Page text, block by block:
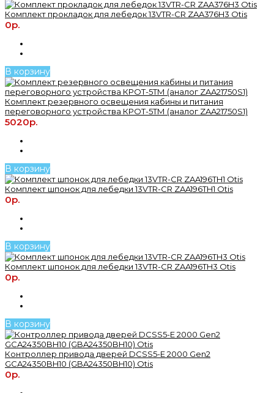
Комплект прокладок для лебедок 13VTR-CR ZAA376H3 Otis
0р.
В корзину
Комплект резервного освещения кабины и питания
переговорного устройства КРОТ-5ТМ (аналог ZAA21750S1)
5020р.
В корзину
Комплект шпонок для лебедки 13VTR-CR ZAA196TH1 Otis
0р.
В корзину
Комплект шпонок для лебедки 13VTR-CR ZAA196TH3 Otis
0р.
В корзину
Контроллер привода дверей DCSS5-E 2000 Gen2
GCA24350BH10 (GBA24350BH10) Otis
0р.